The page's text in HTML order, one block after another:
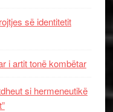
së identitetit
i artit tonë kombëtar
si hermeneutikë